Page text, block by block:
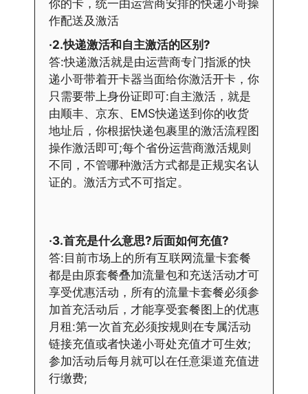
你的卡，统一由运营商安排的快递小哥操
作配送及激活
·2.快递激活和自主激活的区别?
答:快递激活就是由运营商专门指派的快
递小哥带着开卡器当面给你激活开卡，你
只需要带上身份证即可:自主激活，就是
由顺丰、京东、EMS快递送到你的收货
地址后，你根据快递包裹里的激活流程图
操作激活即可;每个省份运营商激活规则
不同，不管哪种激活方式都是正规实名认
证的。激活方式不可指定。
·3.首充是什么意思?后面如何充值?
答:目前市场上的所有互联网流量卡套餐
都是由原套餐叠加流量包和充送活动才可
享受优惠活动，所有的流量卡套餐必须参
加首充活动后，才能享受套餐图上的优惠
月租:第一次首充必须按规则在专属活动
链接充值或者快递小哥处充值才可生效;
参加活动后每月就可以在任意渠道充值进
行缴费;